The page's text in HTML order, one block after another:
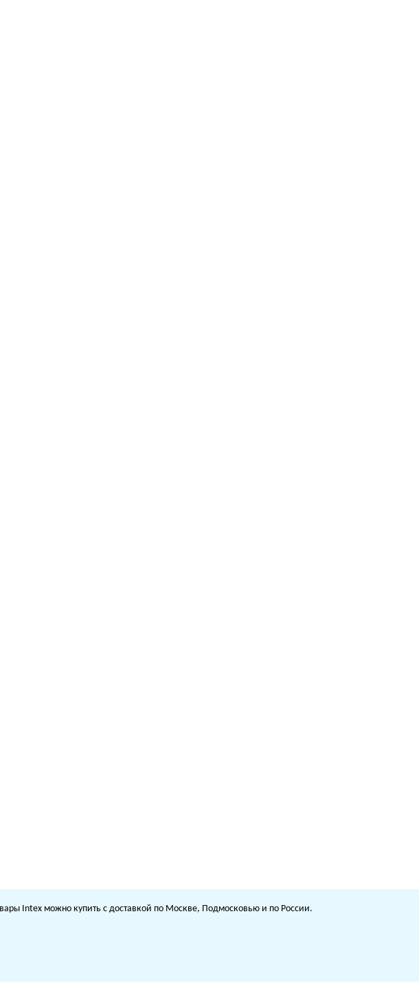
Intex можно купить с доставкой по Москве, Подмосковью и по России.